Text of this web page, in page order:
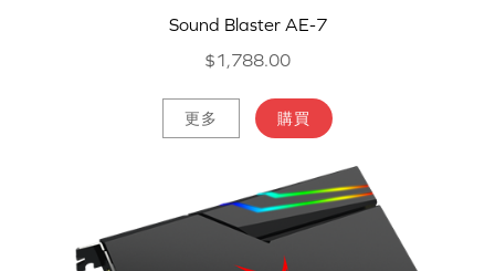
Sound Blaster AE-7
$1,788.00
更多 購買